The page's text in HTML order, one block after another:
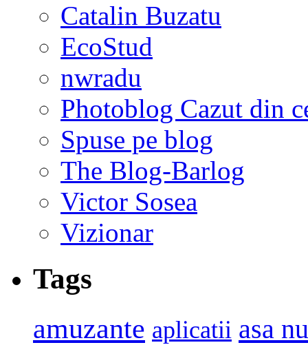
Catalin Buzatu
EcoStud
nwradu
Photoblog Cazut din
Spuse pe blog
The Blog-Barlog
Victor Sosea
Vizionar
Tags
amuzante aplicatii asa nu